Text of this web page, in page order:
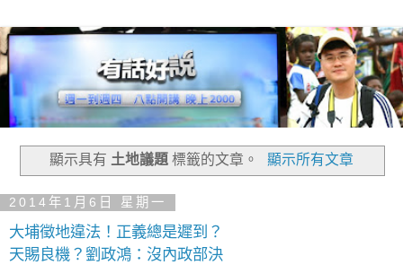
顯示具有 土地議題標籤的文章。 顯示所有文章
2014年1月6日 星期一
大埔徵地違法！正義總是遲到？
天賜良機？劉政鴻：沒內政部決